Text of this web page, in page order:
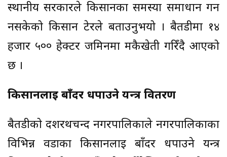
स्थानीय सरकारले किसानका समस्या समाधान गर्न
नसकेको किसान टेरले बताउनुभयो । बैतडीमा १४
हजार ५०० हेक्टर जमिनमा मकैखेती गरिँदै आएको
छ ।
किसानलाई बाँदर धपाउने यन्त्र वितरण
बैतडीको दशरथचन्द नगरपालिकाले नगरपालिकाका
विभिन्न वडाका किसानलाई बाँदर धपाउने यन्त्र